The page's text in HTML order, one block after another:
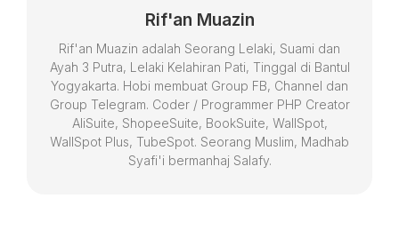
Rif'an Muazin
Rif'an Muazin adalah Seorang Lelaki, Suami dan
Ayah 3 Putra, Lelaki Kelahiran Pati, Tinggal di Bantul
Yogyakarta. Hobi membuat Group FB, Channel dan
Group Telegram. Coder / Programmer PHP Creator
AliSuite, ShopeeSuite, BookSuite, WallSpot,
WallSpot Plus, TubeSpot. Seorang Muslim, Madhab
Syafi'i bermanhaj Salafy.